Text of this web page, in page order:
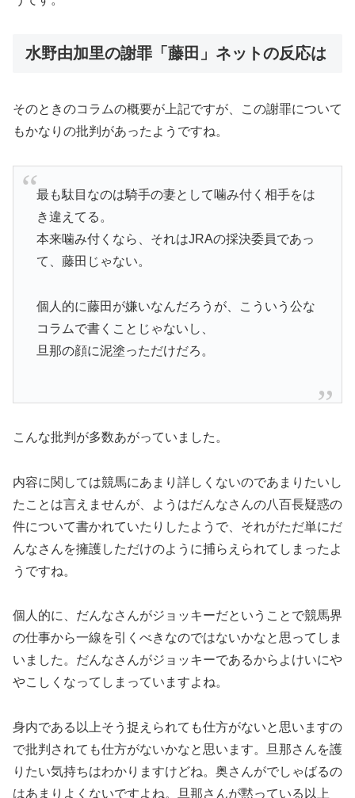
水野由加里の謝罪「藤田」ネットの反応は
そのときのコラムの概要が上記ですが、この謝罪について
もかなりの批判があったようですね。
最も駄目なのは騎手の妻として噛み付く相手をは
き違えてる。
本来噛み付くなら、それはJRAの採決委員であっ
て、藤田じゃない。
個人的に藤田が嫌いなんだろうが、こういう公な
コラムで書くことじゃないし、
旦那の顔に泥塗っただけだろ。
こんな批判が多数あがっていました。
内容に関しては競馬にあまり詳しくないのであまりたいし
たことは言えませんが、ようはだんなさんの八百長疑惑の
件について書かれていたりしたようで、それがただ単にだ
んなさんを擁護しただけのように捕らえられてしまったよ
うですね。
個人的に、だんなさんがジョッキーだということで競馬界
の仕事から一線を引くべきなのではないかなと思ってしま
いました。だんなさんがジョッキーであるからよけいにや
やこしくなってしまっていますよね。
身内である以上そう捉えられても仕方がないと思いますの
で批判されても仕方がないかなと思います。旦那さんを護
りたい気持ちはわかりますけどね。奥さんがでしゃばるの
はあまりよくないですよね。旦那さんが黙っている以上